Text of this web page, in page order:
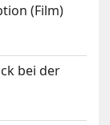
(Film)
bei der